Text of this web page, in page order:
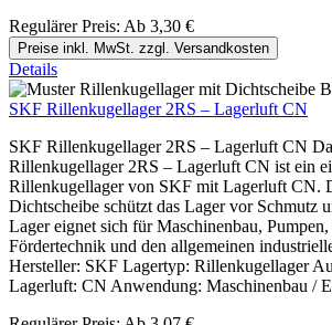
Regulärer Preis: Ab 3,30 €
Preise inkl. MwSt. zzgl. Versandkosten
Details
SKF Rillenkugellager 2RS – Lagerluft CN
SKF Rillenkugellager 2RS – Lagerluft CN
Rillenkugellager 2RS – Lagerluft CN ist ein
Rillenkugellager von SKF mit Lagerluft CN.
Dichtscheibe schützt das Lager vor Schmutz
Lager eignet sich für Maschinenbau,
Fördertechnik und den allgemeinen
Hersteller: SKF Lagertyp: Rillenkugellager
Lagerluft: CN Anwendung: Maschinenbau /